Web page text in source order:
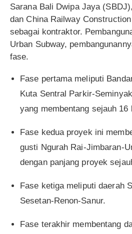
Sarana Bali Dwipa Jaya
dan China Railway
sebagai kontraktor.
Urban Subway,
fase.
Fase pertama meliputi
Kuta Sentral Parkir-
yang membentang sejauh 16
Fase kedua proyek ini
gusti Ngurah Rai-Jimbaran-
dengan panjang proyek
Fase ketiga meliputi daerah
Sesetan-Renon-Sanur.
Fase terakhir membentang